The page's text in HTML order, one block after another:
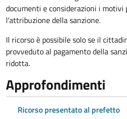
documenti e considerazioni i
l'attribuzione della sanzione.
Il ricorso è possibile solo se il
provveduto al pagamento della
ridotta.
Approfondimenti
Ricorso presentato al prefetto